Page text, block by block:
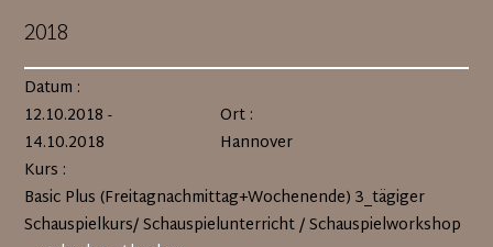
2018
Datum :
12.10.2018 -
14.10.2018
Ort :
Hannover
Kurs :
Basic Plus (Freitagnachmittag+Wochenende) 3_tägiger
Schauspielkurs/ Schauspielunterricht / Schauspielworkshop